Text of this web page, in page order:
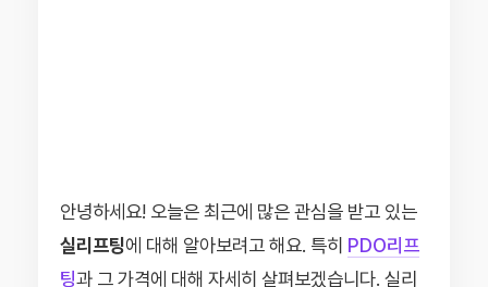
안녕하세요! 오늘은 최근에 많은 관심을 받고 있는
실리프팅에 대해 알아보려고 해요. 특히 PDO리프
팅과 그 가격에 대해 자세히 살펴보겠습니다. 실리